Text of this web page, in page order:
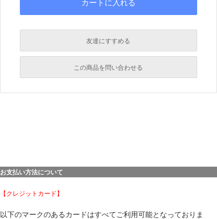
友達にすすめる
必須
この商品を問い合わせる
お支払い方法について
【クレジットカード】
以下のマークのあるカードはすべてご利用可能となっておりま